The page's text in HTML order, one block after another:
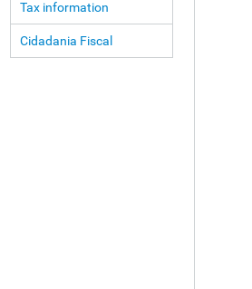
Tax information
Cidadania Fiscal